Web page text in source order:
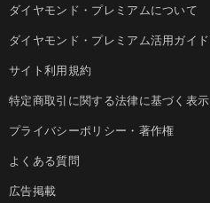
ダイヤモンド・プレミアムについて
ダイヤモンド・プレミアム活用ガイド
サイト利用規約
特定商取引に関する法律に基づく表示
プライバシーポリシー・著作権
よくある質問
広告掲載